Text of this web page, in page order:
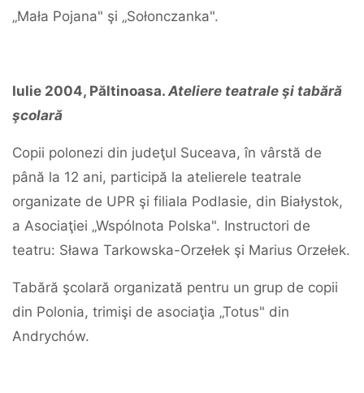
„Mała Pojana" şi „Sołonczanka".
Iulie 2004, Păltinoasa. Ateliere teatrale şi tabără
şcolară
Copii polonezi din judeţul Suceava, în vârstă de
până la 12 ani, participă la atelierele teatrale
organizate de UPR şi filiala Podlasie, din Białystok,
a Asociaţiei „Wspólnota Polska". Instructori de
teatru: Sława Tarkowska-Orzełek şi Marius Orzełek.
Tabără şcolară organizată pentru un grup de copii
din Polonia, trimişi de asociaţia „Totus" din
Andrychów.